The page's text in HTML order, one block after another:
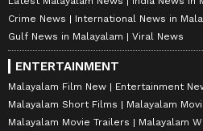
Crime News
International News in
Gulf News in Malayalam
Viral News
ENTERTAINMENT
Malayalam Film New
Entertainment
Malayalam Short Films
Malayalam
Malayalam Movie Trailers
Malayalam